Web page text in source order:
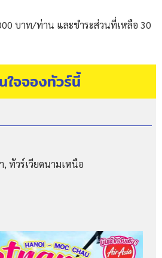
บาท/ท่าน และชำระส่วนที่เหลือ 30
ใจจองทัวร์นี้